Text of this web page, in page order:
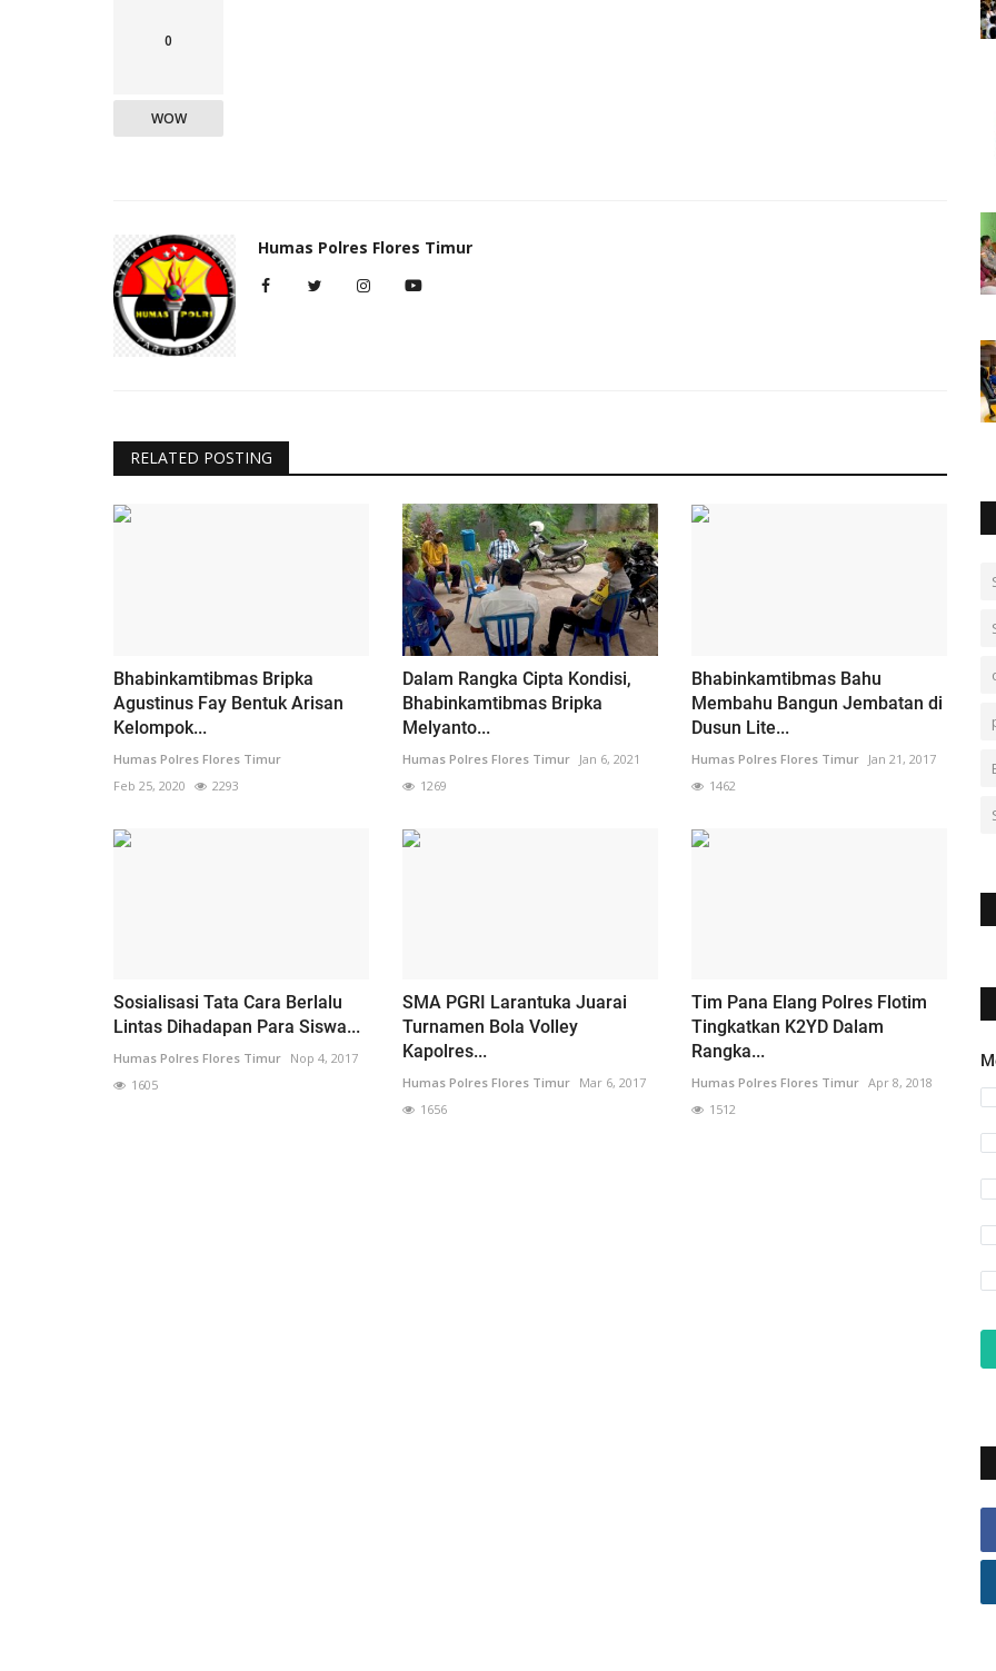
0
WOW
Humas Polres Flores Timur
RELATED POSTING
Bhabinkamtibmas Bripka
Agustinus Fay Bentuk Arisan
Kelompok...
Humas Polres Flores Timur
Feb 25, 2020
2293
Dalam Rangka Cipta Kondisi,
Bhabinkamtibmas Bripka
Melyanto...
Humas Polres Flores Timur
Jan 6, 2021
1269
Bhabinkamtibmas Bahu
Membahu Bangun Jembatan di
Dusun Lite...
Humas Polres Flores Timur
Jan 21, 2017
1462
Sosialisasi Tata Cara Berlalu
Lintas Dihadapan Para Siswa...
Humas Polres Flores Timur Nop 4, 2017
1605
SMA PGRI Larantuka Juarai
Turnamen Bola Volley
Kapolres...
Humas Polres Flores Timur
Mar 6, 2017
1656
Tim Pana Elang Polres Flotim
Tingkatkan K2YD Dalam
Rangka...
Humas Polres Flores Timur Apr 8, 2018
1512